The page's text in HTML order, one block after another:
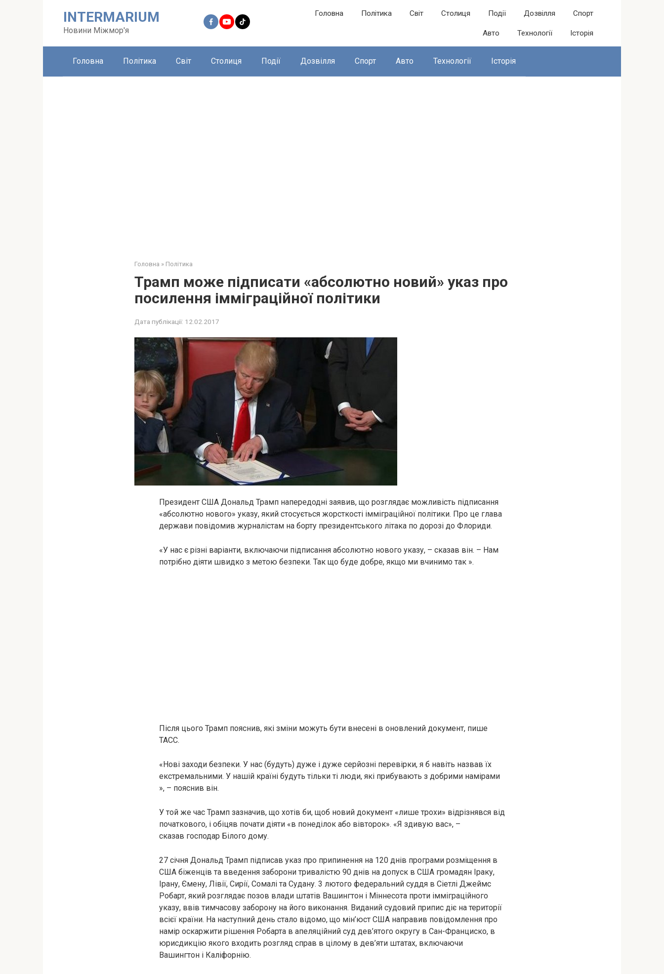
INTERMARIUM
Новини Міжмор'я
Головна Політика Світ Столиця Події Дозвілля Спорт
Авто Технології Історія
Головна Політика Світ Столиця Події Дозвілля Спорт Авто Технології Історія
Головна » Політика
Трамп може підписати «абсолютно новий» указ про
посилення імміграційної політики
Дата публікації: 12.02.2017
Президент США Дональд Трамп напередодні заявив, що розглядає можливість підписання
«абсолютно нового» указу, який стосується жорсткості імміграційної політики. Про це глава
держави повідомив журналістам на борту президентського літака по дорозі до Флориди.
«У нас є різні варіанти, включаючи підписання абсолютно нового указу, – сказав він. – Нам
потрібно діяти швидко з метою безпеки. Так що буде добре, якщо ми вчинимо так ».
Після цього Трамп пояснив, які зміни можуть бути внесені в оновлений документ, пише
ТАСС.
«Нові заходи безпеки. У нас (будуть) дуже і дуже серйозні перевірки, я б навіть назвав їх
екстремальними. У нашій країні будуть тільки ті люди, які прибувають з добрими намірами
», – пояснив він.
У той же час Трамп зазначив, що хотів би, щоб новий документ «лише трохи» відрізнявся від
початкового, і обіцяв почати діяти «в понеділок або вівторок». «Я здивую вас», –
сказав господар Білого дому.
27 січня Дональд Трамп підписав указ про припинення на 120 днів програми розміщення в
США біженців та введення заборони тривалістю 90 днів на допуск в США громадян Іраку,
Ірану, Ємену, Лівії, Сирії, Сомалі та Судану. 3 лютого федеральний суддя в Сіетлі Джеймс
Робарт, який розглядає позов влади штатів Вашингтон і Міннесота проти імміграційного
указу, ввів тимчасову заборону на його виконання. Виданий судовий припис діє на території
всієї країни. На наступний день стало відомо, що мін’юст США направив повідомлення про
намір оскаржити рішення Робарта в апеляційний суд дев’ятого округу в Сан-Франциско, в
юрисдикцію якого входить розгляд справ в цілому в дев’яти штатах, включаючи
Вашингтон і Каліфорнію.